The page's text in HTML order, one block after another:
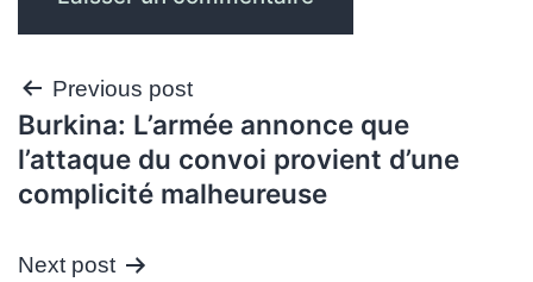
Navigation
de
l’article
Previous post
Burkina: L’armée annonce que
l’attaque du convoi provient d’une
complicité malheureuse
Next post